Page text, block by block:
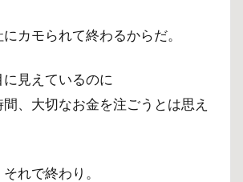
カモられて終わるからだ。
見えているのに
、大切なお金を注ごうとは思え
れで終わり。